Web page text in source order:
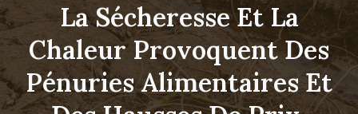
La Sécheresse Et La
Chaleur Provoquent Des
Pénuries Alimentaires Et